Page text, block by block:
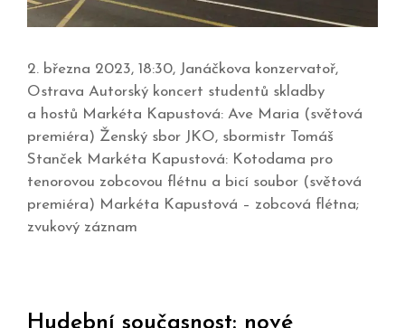
2. března 2023, 18:30, Janáčkova konzervatoř,
Ostrava Autorský koncert studentů skladby
a hostů Markéta Kapustová: Ave Maria (světová
premiéra) Ženský sbor JKO, sbormistr Tomáš
Stanček Markéta Kapustová: Kotodama pro
tenorovou zobcovou flétnu a bicí soubor (světová
premiéra) Markéta Kapustová – zobcová flétna;
zvukový záznam
Hudební současnost: nové